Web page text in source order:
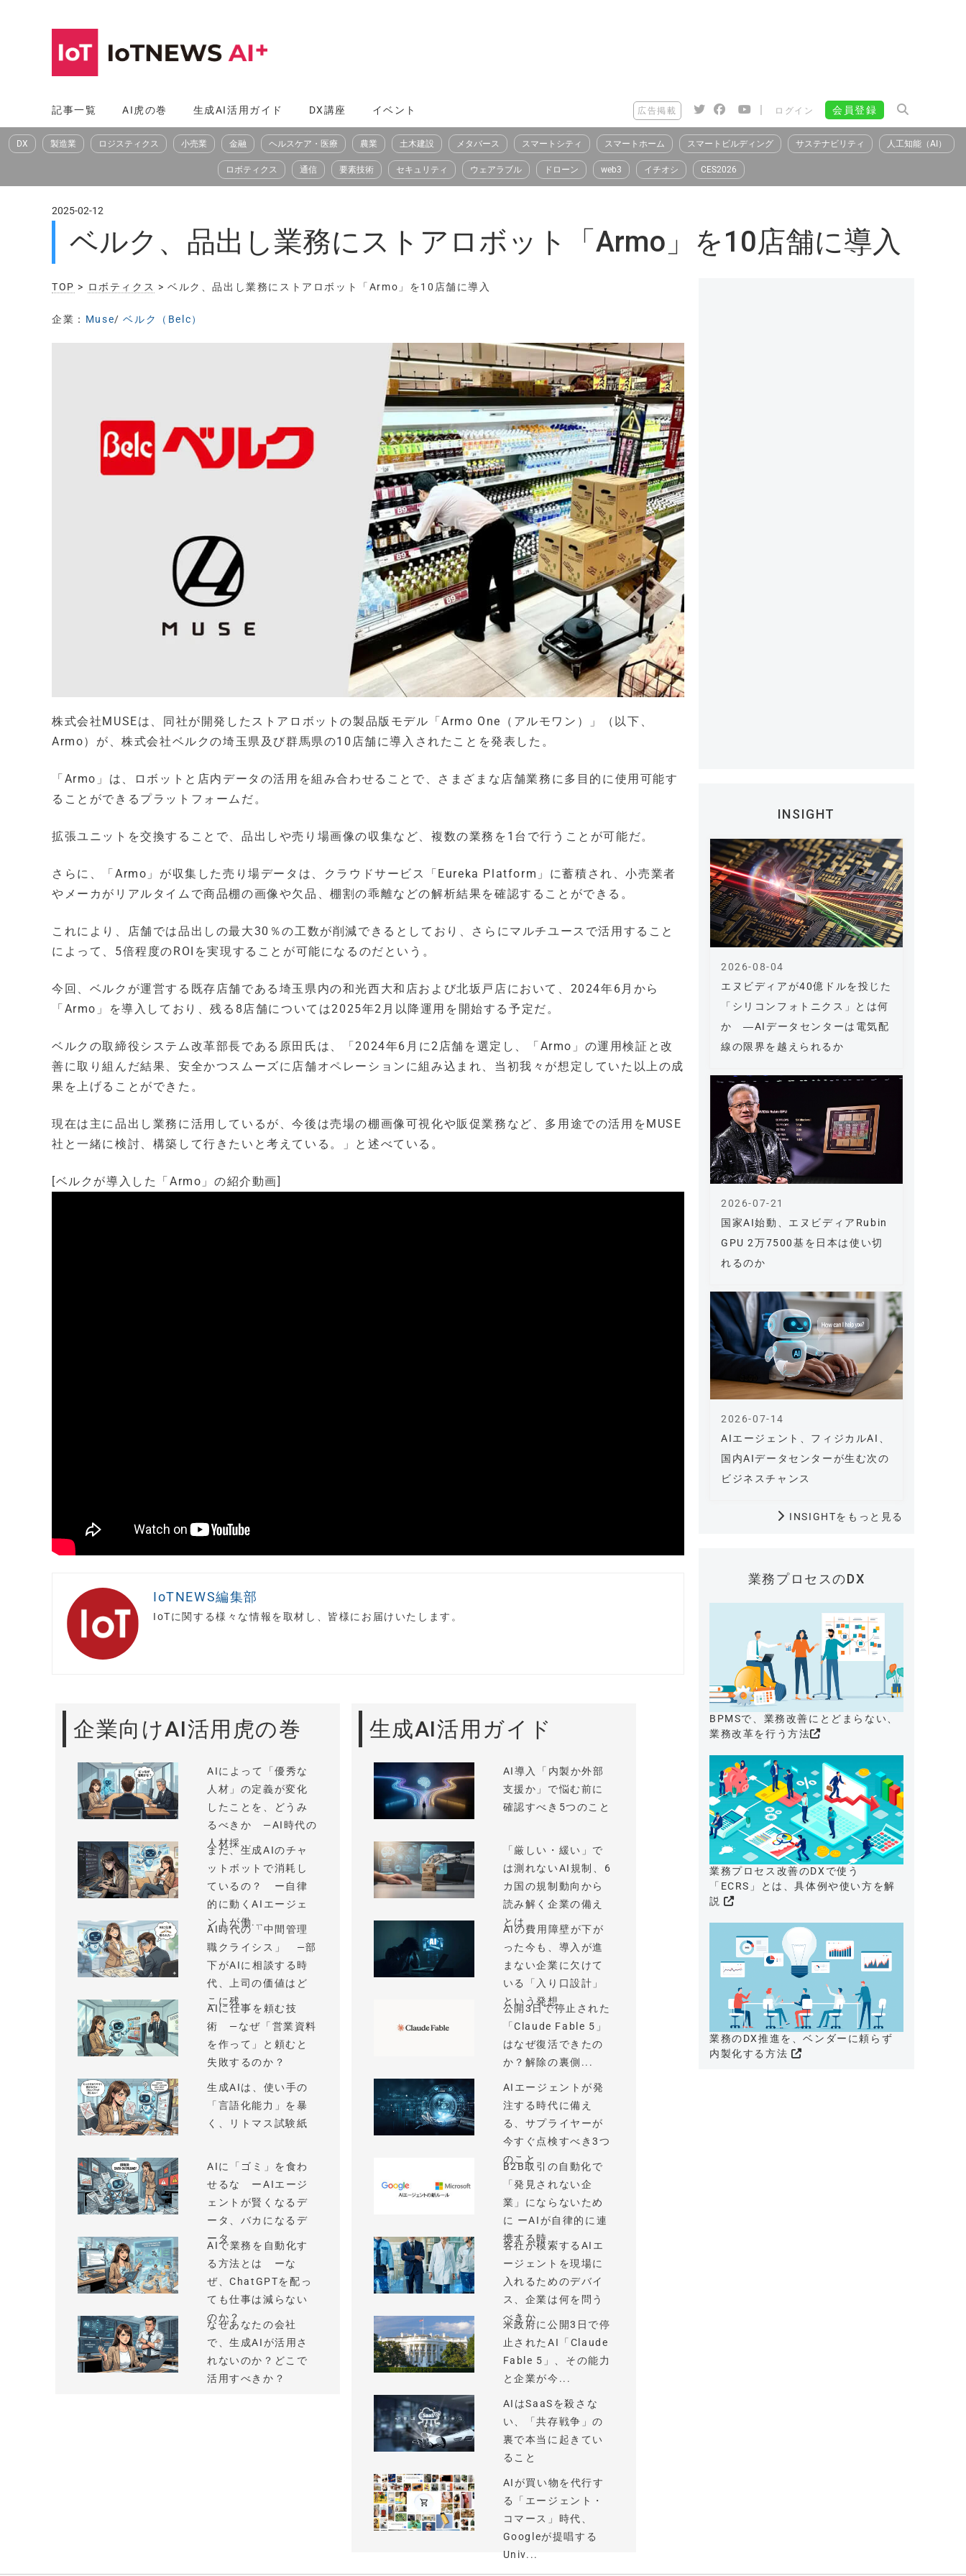
へ
ス
記事一覧 AI虎の巻 生成AI活用ガイド DX講座 イベント 広告掲載 | ログイン 会員登録
DX 製造業 ロジスティクス 小売業 金融 ヘルスケア・医療 農業 土木建設 メタバース スマートシティ スマートホーム スマートビルディング サステナビリティ 人工知能（AI）
ロボティクス 通信 要素技術 セキュリティ ウェアラブル ドローン web3 イチオシ CES2026
2025-02-12
ベルク、品出し業務にストアロボット「Armo」を10店舗に導入
TOP > ロボティクス > ベルク、品出し業務にストアロボット「Armo」を10店舗に導入
企業： Muse/ベルク（Belc）
株式会社MUSEは、同社が開発したストアロボットの製品版モデル「Armo One（アルモワン）」（以下、
Armo）が、株式会社ベルクの埼玉県及び群馬県の10店舗に導入されたことを発表した。
「Armo」は、ロボットと店内データの活用を組み合わせることで、さまざまな店舗業務に多目的に使用可能す
ることができるプラットフォームだ。
拡張ユニットを交換することで、品出しや売り場画像の収集など、複数の業務を1台で行うことが可能だ。
さらに、「Armo」が収集した売り場データは、クラウドサービス「Eureka Platform」に蓄積され、小売業者
やメーカがリアルタイムで商品棚の画像や欠品、棚割の乖離などの解析結果を確認することができる。
これにより、店舗では品出しの最大30％の工数が削減できるとしており、さらにマルチユースで活用すること
によって、5倍程度のROIを実現することが可能になるのだという。
今回、ベルクが運営する既存店舗である埼玉県内の和光西大和店および北坂戸店において、2024年6月から
「Armo」を導入しており、残る8店舗については2025年2月以降運用を開始する予定だ。
ベルクの取締役システム改革部長である原田氏は、「2024年6月に2店舗を選定し、「Armo」の運用検証と改
善に取り組んだ結果、安全かつスムーズに店舗オペレーションに組み込まれ、当初我々が想定していた以上の成
果を上げることができた。
現在は主に品出し業務に活用しているが、今後は売場の棚画像可視化や販促業務など、多用途での活用をMUSE
社と一緒に検討、構築して行きたいと考えている。」と述べている。
[ベルクが導入した「Armo」の紹介動画]
IoTNEWS編集部
IoTに関する様々な情報を取材し、皆様にお届けいたします。
企業向けAI活用虎の巻
AIによって「優秀な
人材」の定義が変化
したことを、どうみ
るべきか —AI時代の
人材採...
まだ、生成AIのチャ
ットボットで消耗し
ているの？ ー自律
的に動くAIエージェ
ントが働...
AI時代の「中間管理
職クライシス」 —部
下がAIに相談する時
代、上司の価値はど
こに残...
AIに仕事を頼む技
術 —なぜ「営業資料
を作って」と頼むと
失敗するのか？
生成AIは、使い手の
「言語化能力」を暴
く、リトマス試験紙
AIに「ゴミ」を食わ
せるな ーAIエージ
ェントが賢くなるデ
ータ、バカになるデ
ータ
AIで業務を自動化す
る方法とは ーな
ぜ、ChatGPTを配っ
ても仕事は減らない
のか？
なぜあなたの会社
で、生成AIが活用さ
れないのか？どこで
活用すべきか？
生成AI活用ガイド
AI導入「内製か外部
支援か」で悩む前に
確認すべき5つのこと
「厳しい・緩い」で
は測れないAI規制、6
カ国の規制動向から
読み解く企業の備え
とは
AIの費用障壁が下が
った今も、導入が進
まない企業に欠けて
いる「入り口設計」
という発想
公開3日で停止された
「Claude Fable 5」
はなぜ復活できたの
か？解除の裏側...
AIエージェントが発
注する時代に備え
る、サプライヤーが
今すぐ点検すべき3つ
のこと
B2B取引の自動化で
「発見されない企
業」にならないため
に ーAIが自律的に連
携する時...
各社が模索するAIエ
ージェントを現場に
入れるためのデバイ
ス、企業は何を問う
べきか
米政府に公開3日で停
止されたAI「Claude
Fable 5」、その能力
と企業が今...
AIはSaaSを殺さな
い、「共存戦争」の
裏で本当に起きてい
ること
AIが買い物を代行す
る「エージェント・
コマース」時代、
Googleが提唱する
Univ...
INSIGHT
エヌビディアが40億ドルを投じた
「シリコンフォトニクス」とは何
か ―AIデータセンターは電気配
線の限界を越えられるか
2026-08-04
国家AI始動、エヌビディアRubin
GPU 2万7500基を日本は使い切
れるのか
2026-07-21
AIエージェント、フィジカルAI、
国内AIデータセンターが生む次の
ビジネスチャンス
2026-07-14
INSIGHTをもっと見る
業務プロセスのDX
BPMSで、業務改善にとどまらない、
業務改革を行う方法
業務プロセス改善のDXで使う
「ECRS」とは、具体例や使い方を解
説
業務のDX推進を、ベンダーに頼らず
内製化する方法